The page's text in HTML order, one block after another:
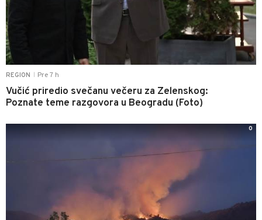
REGION Pre 7 h
Vučić priredio svečanu večeru za Zelenskog:
Poznate teme razgovora u Beogradu (Foto)
0